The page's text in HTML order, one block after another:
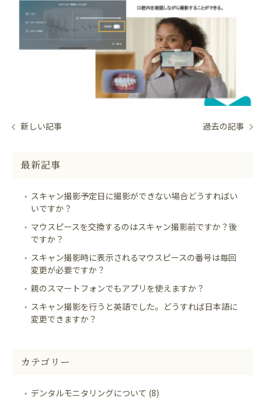
新しい記事 過去の記事
最新記事
スキャン撮影予定日に撮影ができない場合どうすればい
いですか？
マウスピースを交換するのはスキャン撮影前ですか？後
ですか？
スキャン撮影時に表示されるマウスピースの番号は毎回
変更が必要ですか？
親のスマートフォンでもアプリを使えますか？
スキャン撮影を行うと英語でした。どうすれば日本語に
変更できますか？
カテゴリー
デンタルモニタリングについて (8)